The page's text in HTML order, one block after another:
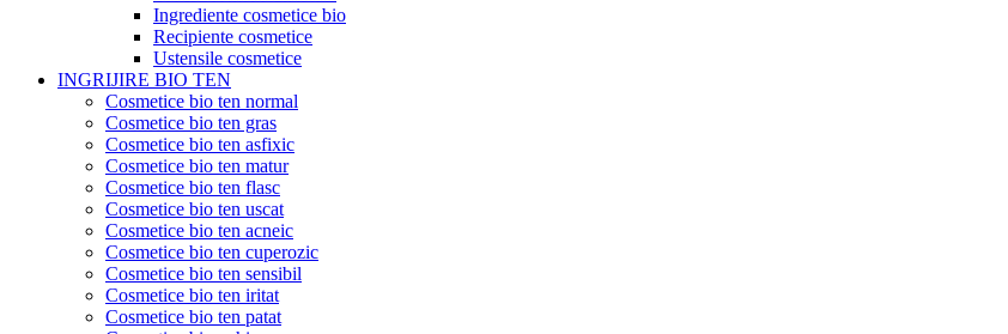
Ingrediente cosmetice bio
Recipiente cosmetice
Ustensile cosmetice
INGRIJIRE BIO TEN
Cosmetice bio ten normal
Cosmetice bio ten gras
Cosmetice bio ten asfixic
Cosmetice bio ten matur
Cosmetice bio ten flasc
Cosmetice bio ten uscat
Cosmetice bio ten acneic
Cosmetice bio ten cuperozic
Cosmetice bio ten sensibil
Cosmetice bio ten iritat
Cosmetice bio ten patat